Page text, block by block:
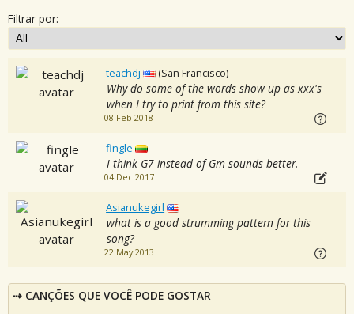
Filtrar por:
teachdj (San Francisco)
Why do some of the words show up as xxx's
when I try to print from this site?
08 Feb 2018
fingle
I think G7 instead of Gm sounds better.
04 Dec 2017
Asianukegirl
what is a good strumming pattern for this
song?
22 May 2013
CANÇÕES QUE VOCÊ PODE GOSTAR